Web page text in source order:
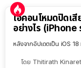
ไอคอนโหมดปิดเ
อย่างไร
หลังจากอัปเดตเป็น iOS
โดย Thitirath Kinaret